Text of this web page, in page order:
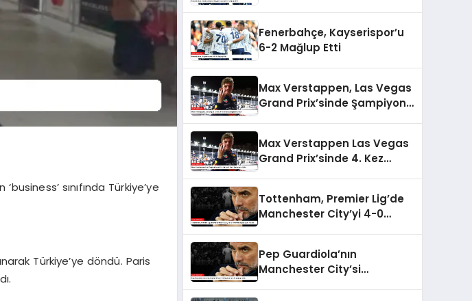
sınıfında Türkiye’ye
Türkiye’ye döndü. Paris
Fenerbahçe, Kayserispor’u
6-2 Mağlup Etti
Max Verstappen, Las Vegas
Grand Prix’sinde Şampiyon
Max Verstappen Las Vegas
Grand Prix’sinde 4. Kez
Tottenham, Premier Lig’de
Manchester City’yi 4-0
Pep Guardiola’nın
Manchester City’si